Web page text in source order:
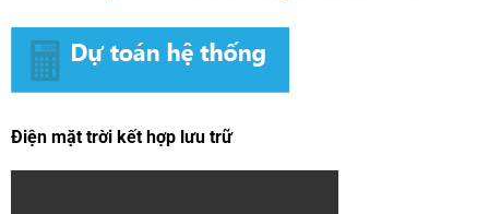
Điện mặt trời kết hợp lưu trữ